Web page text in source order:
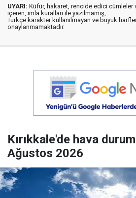
UYARI: Küfür, hakaret, rencide edici cümleler
içeren, imla kuralları ile yazılmamış,
Türkçe karakter kullanılmayan ve büyük
onaylanmamaktadır.
Kırıkkale'de hava
Ağustos 2026